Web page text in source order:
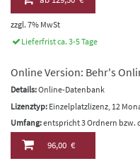
zzgl. 7% MwSt
Lieferfrist ca. 3-5 Tage
Online Version: Behr's
Details:Online-Datenbank
Lizenztyp: Einzelplatzlizenz, 12
Umfang:entspricht 3 Ordnern bzw.
96,00 €